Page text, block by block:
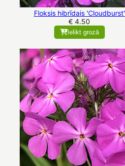
Floksis hibrīdais 'Cloudburst'
€ 4.50
Ielikt grozā